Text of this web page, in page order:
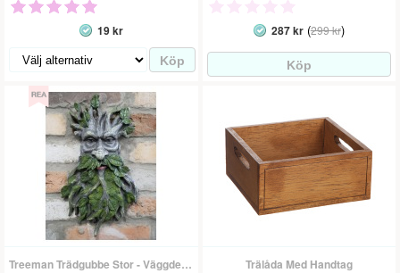
19 kr 287 kr(299 kr)
Treeman Trädgubbe Stor - Väggdekoration Trälåda Med Handtag